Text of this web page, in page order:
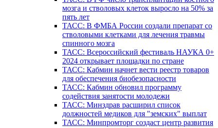
мозга и стволовых клеток выросло на 50% за
пять лет
ТАСС: В ФМБА России создали препарат со
стволовыми клетками для лечения травмы
спинного мозга
ТАСС: Всероссийский фестиваль НАУКА 0+
2024 открывает площадки по стране
ТАСС: Кабмин начнет вести реестр товаров
для обеспечения биобезопасности
ТАСС: Кабмин обновил программу
содействия занятости молодежи
ТАСС: Минздрав расширил список
должностей медиков для "земских" выплат
ТАСС: Минпромторг создаст центр развития